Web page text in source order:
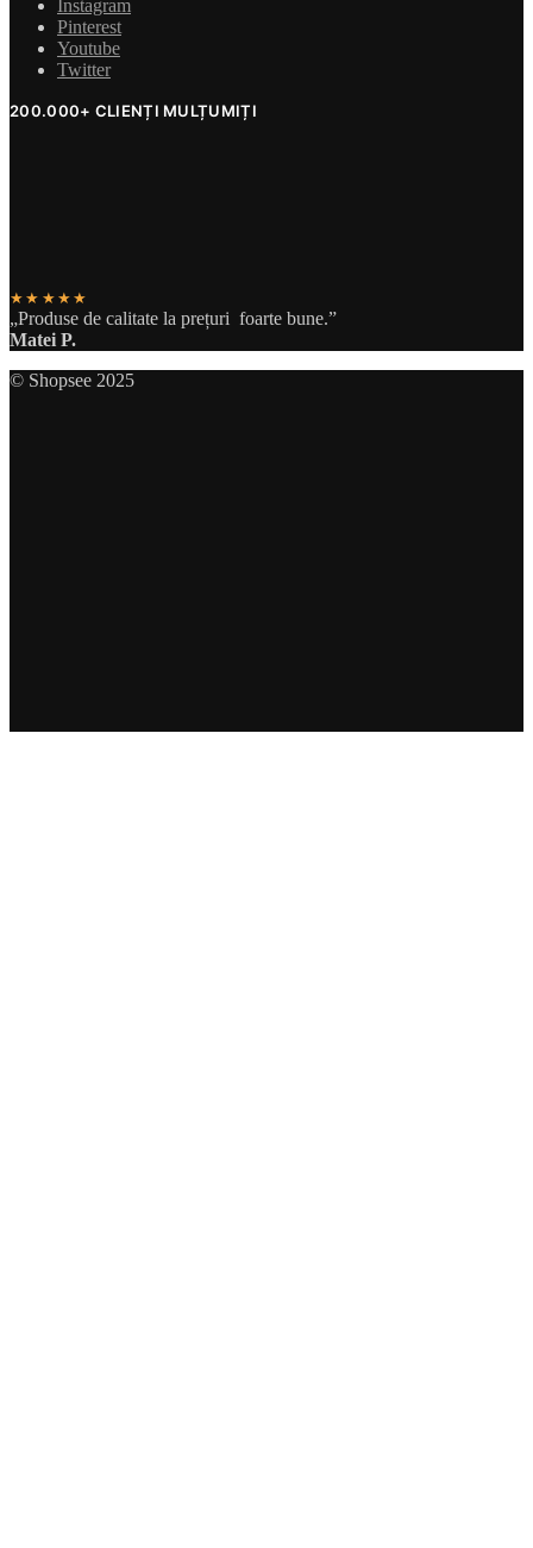
Instagram
Pinterest
Youtube
Twitter
200.000+ CLIENȚI MULȚUMIȚI
★★★★★
„Produse de calitate la prețuri foarte bune.”
Matei P.
© Shopsee 2025